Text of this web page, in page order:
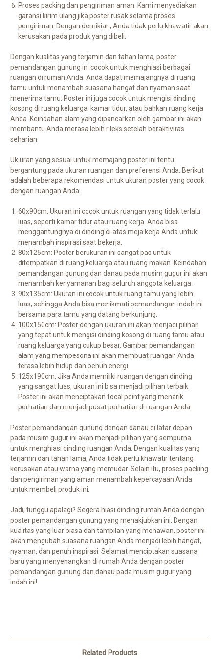
Proses packing dan pengiriman aman: Kami menyediakan
garansi kirim ulang jika poster rusak selama proses
pengiriman. Dengan demikian, Anda tidak perlu khawatir akan
kerusakan pada produk yang dibeli.
Dengan kualitas yang terjamin dan tahan lama, poster
pemandangan gunung ini cocok untuk menghiasi berbagai
ruangan di rumah Anda. Anda dapat memajangnya di ruang
tamu untuk menambah suasana hangat dan nyaman saat
menerima tamu. Poster ini juga cocok untuk mengisi dinding
kosong di ruang keluarga, kamar tidur, atau bahkan ruang kerja
Anda. Keindahan alam yang dipancarkan oleh gambar ini akan
membantu Anda merasa lebih rileks setelah beraktivitas
seharian.
Uk uran yang sesuai untuk memajang poster ini tentu
bergantung pada ukuran ruangan dan preferensi Anda. Berikut
adalah beberapa rekomendasi untuk ukuran poster yang cocok
dengan ruangan Anda:
60x90cm: Ukuran ini cocok untuk ruangan yang tidak terlalu
luas, seperti kamar tidur atau ruang kerja. Anda bisa
menggantungnya di dinding di atas meja kerja Anda untuk
menambah inspirasi saat bekerja.
80x125cm: Poster berukuran ini sangat pas untuk
ditempatkan di ruang keluarga atau ruang makan. Keindahan
pemandangan gunung dan danau pada musim gugur ini akan
menambah kenyamanan bagi seluruh anggota keluarga.
90x135cm: Ukuran ini cocok untuk ruang tamu yang lebih
luas, sehingga Anda bisa menikmati pemandangan indah ini
bersama para tamu yang datang berkunjung.
100x150cm: Poster dengan ukuran ini akan menjadi pilihan
yang tepat untuk mengisi dinding kosong di ruang tamu atau
ruang keluarga yang cukup besar. Gambar pemandangan
alam yang mempesona ini akan membuat ruangan Anda
terasa lebih hidup dan penuh energi.
125x190cm: Jika Anda memiliki ruangan dengan dinding
yang sangat luas, ukuran ini bisa menjadi pilihan terbaik.
Poster ini akan menciptakan focal point yang menarik
perhatian dan menjadi pusat perhatian di ruangan Anda.
Poster pemandangan gunung dengan danau di latar depan
pada musim gugur ini akan menjadi pilihan yang sempurna
untuk menghiasi dinding ruangan Anda. Dengan kualitas yang
terjamin dan tahan lama, Anda tidak perlu khawatir tentang
kerusakan atau warna yang memudar. Selain itu, proses packing
dan pengiriman yang aman menambah kepercayaan Anda
untuk membeli produk ini.
Jadi, tunggu apalagi? Segera hiasi dinding rumah Anda dengan
poster pemandangan gunung yang menakjubkan ini. Dengan
kualitas yang luar biasa dan tampilan yang menawan, poster ini
akan mengubah suasana ruangan Anda menjadi lebih hangat,
nyaman, dan penuh inspirasi. Selamat menciptakan suasana
baru yang menyenangkan di rumah Anda dengan poster
pemandangan gunung dan danau pada musim gugur yang
indah ini!
Related Products